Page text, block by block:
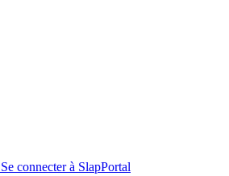
Se connecter à SlapPortal